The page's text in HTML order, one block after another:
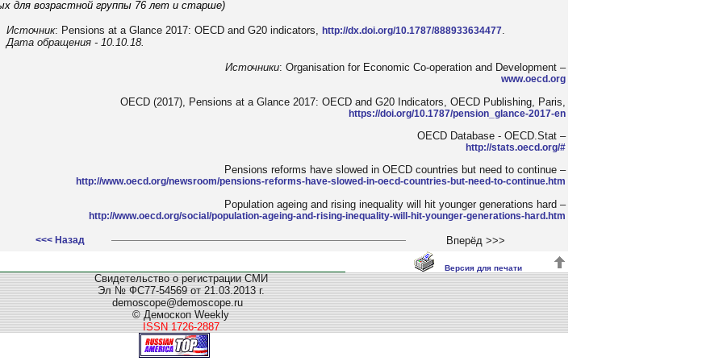
для возрастной группы 76 лет и старше)
Источник: Pensions at a Glance 2017: OECD and G20 indicators, http://dx.doi.org/10.1787/888933634477.
Дата обращения - 10.10.18.
Источники: Organisation for Economic Co-operation and Development –
www.oecd.org
OECD (2017), Pensions at a Glance 2017: OECD and G20 Indicators, OECD Publishing, Paris,
https://doi.org/10.1787/pension_glance-2017-en
OECD Database - OECD.Stat –
http://stats.oecd.org/#
Pensions reforms have slowed in OECD countries but need to continue –
http://www.oecd.org/newsroom/pensions-reforms-have-slowed-in-oecd-countries-but-need-to-continue.htm
Population ageing and rising inequality will hit younger generations hard –
http://www.oecd.org/social/population-ageing-and-rising-inequality-will-hit-younger-generations-hard.htm
<<< Назад Вперёд >>>
Версия для печати
Свидетельство о регистрации СМИ
Эл № ФС77-54569 от 21.03.2013 г.
demoscope@demoscope.ru
© Демоскоп Weekly
ISSN 1726-2887